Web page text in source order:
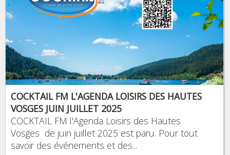
COCKTAIL FM L'AGENDA LOISIRS DES HAUTES
VOSGES JUIN JUILLET 2025
COCKTAIL FM l'Agenda Loisirs des Hautes
Vosges de juin juillet 2025 est paru. Pour tout
savoir des événements et des...